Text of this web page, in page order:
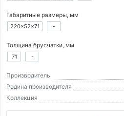
Габаритные размеры, мм
220×52×71 -
Толщина брусчатки, мм
71 -
Производитель
Родина производителя
Коллекция